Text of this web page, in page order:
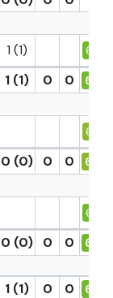
1 (1) 6.8
1 (1) 0 0
6.8
6.6
0 (0) 0 0
6.6
6.8
0 (0) 0 0
6.8
1 (1) 0 0 6.8